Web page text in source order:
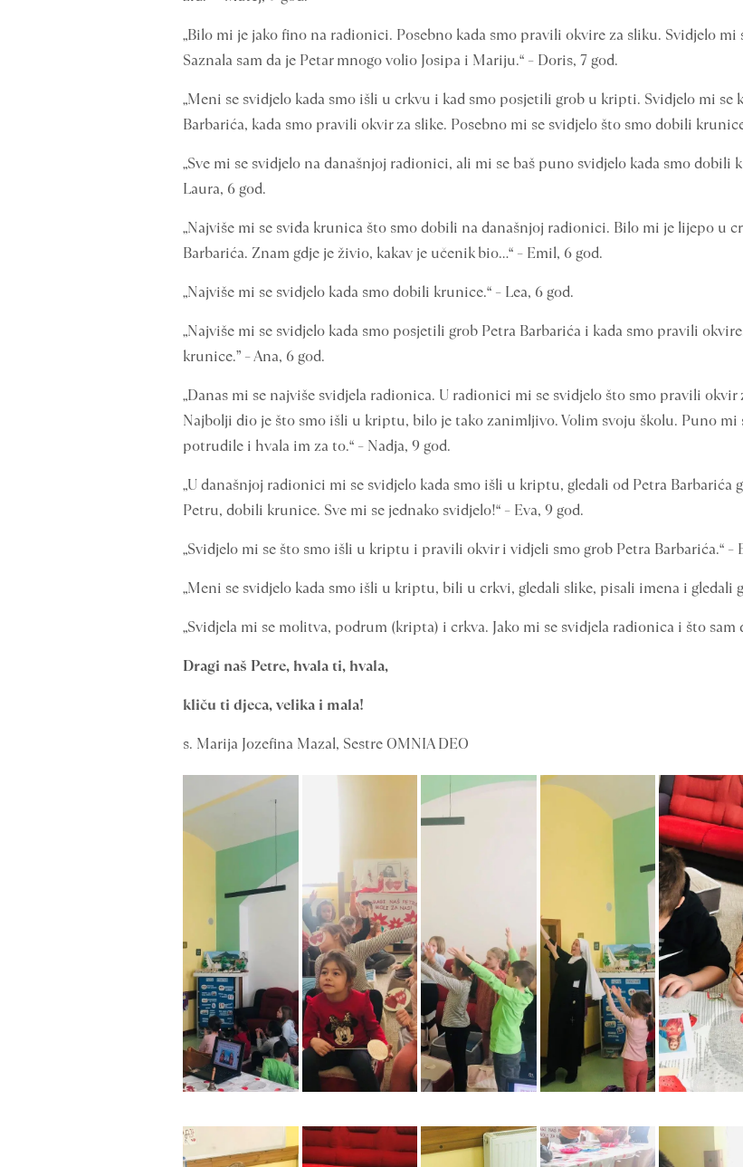
„Bilo mi je jako fino na radionici. Posebno kada smo pravili okvire za sliku. Svidjelo
Saznala sam da je Petar mnogo volio Josipa i Mariju.“ – Doris, 7 god.
„Meni se svidjelo kada smo išli u crkvu i kad smo posjetili grob u kripti. Svidjelo mi
Barbarića, kada smo pravili okvir za slike. Posebno mi se svidjelo što smo dobili
„Sve mi se svidjelo na današnjoj radionici, ali mi se baš puno svidjelo kada smo
Laura, 6 god.
„Najviše mi se sviđa krunica što smo dobili na današnjoj radionici. Bilo mi je lijepo u
Barbarića. Znam gdje je živio, kakav je učenik bio…“ – Emil, 6 god.
„Najviše mi se svidjelo kada smo dobili krunice.“ – Lea, 6 god.
„Najviše mi se svidjelo kada smo posjetili grob Petra Barbarića i kada smo pravili
krunice.” – Ana, 6 god.
„Danas mi se najviše svidjela radionica. U radionici mi se svidjelo što smo pravili
Najbolji dio je što smo išli u kriptu, bilo je tako zanimljivo. Volim svoju školu. Puno
potrudile i hvala im za to.“ – Nadja, 9 god.
„U današnjoj radionici mi se svidjelo kada smo išli u kriptu, gledali od Petra
Petru, dobili krunice. Sve mi se jednako svidjelo!“ – Eva, 9 god.
„Svidjelo mi se što smo išli u kriptu i pravili okvir i vidjeli smo grob Petra Barbarića.“ –
„Meni se svidjelo kada smo išli u kriptu, bili u crkvi, gledali slike, pisali imena i gledali
„Svidjela mi se molitva, podrum (kripta) i crkva. Jako mi se svidjela radionica i što sam
Dragi naš Petre, hvala ti, hvala,
kliču ti djeca, velika i mala!
s. Marija Jozefina Mazal, Sestre OMNIA DEO